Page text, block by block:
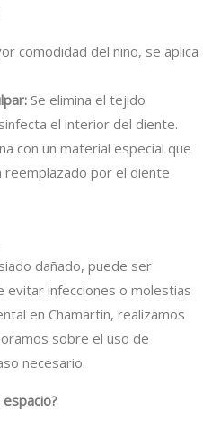
comodidad del niño, se aplica
Se elimina el tejido
el interior del diente.
con un material especial que
por el diente
dañado, puede ser
infecciones o molestias
en Chamartín, realizamos
sobre el uso de
necesario.